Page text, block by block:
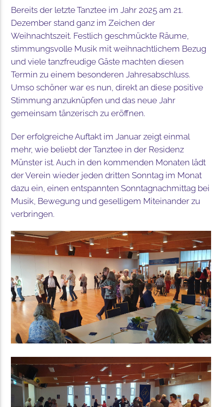
Bereits der letzte Tanztee im Jahr 2025 am 21.
Dezember stand ganz im Zeichen der
Weihnachtszeit. Festlich geschmückte Räume,
stimmungsvolle Musik mit weihnachtlichem Bezug
und viele tanzfreudige Gäste machten diesen
Termin zu einem besonderen Jahresabschluss.
Umso schöner war es nun, direkt an diese positive
Stimmung anzuknüpfen und das neue Jahr
gemeinsam tänzerisch zu eröffnen.
Der erfolgreiche Auftakt im Januar zeigt einmal
mehr, wie beliebt der Tanztee in der Residenz
Münster ist. Auch in den kommenden Monaten lädt
der Verein wieder jeden dritten Sonntag im Monat
dazu ein, einen entspannten Sonntagnachmittag bei
Musik, Bewegung und geselligem Miteinander zu
verbringen.